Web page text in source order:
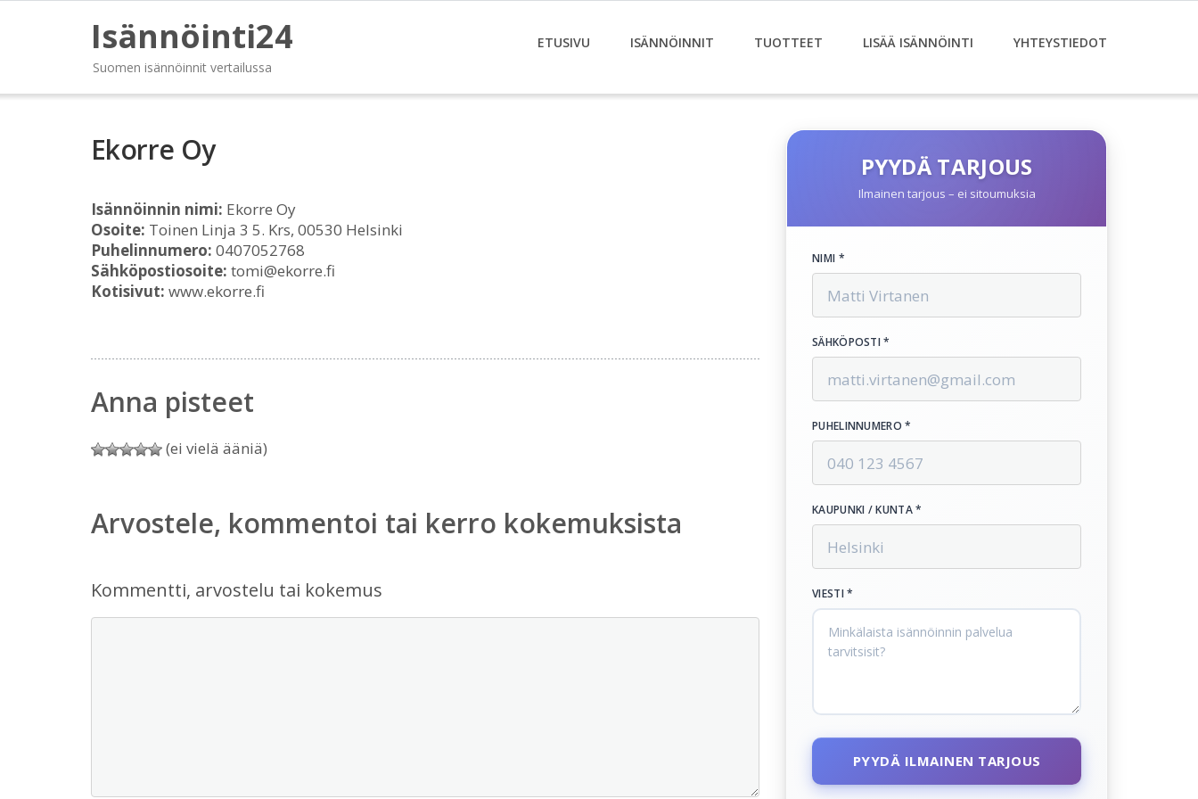
Isännöinti24
Suomen isännöinnit vertailussa
ETUSIVU ISÄNNÖINNIT TUOTTEET LISÄÄ ISÄNNÖINTI YHTEYSTIEDOT
Ekorre Oy
Isännöinnin nimi: Ekorre Oy
Osoite: Toinen Linja 3 5. Krs, 00530 Helsinki
Puhelinnumero: 0407052768
Sähköpostiosoite: tomi@ekorre.fi
Kotisivut: www.ekorre.fi
Anna pisteet
(ei vielä ääniä)
Arvostele, kommentoi tai kerro kokemuksista
Kommentti, arvostelu tai kokemus
PYYDÄ TARJOUS
Ilmainen tarjous – ei sitoumuksia
NIMI *
SÄHKÖPOSTI *
PUHELINNUMERO *
KAUPUNKI / KUNTA *
VIESTI *
PYYDÄ ILMAINEN TARJOUS